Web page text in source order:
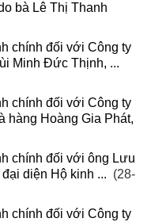
bà Lê Thị Thanh
chính đối với Công ty
Minh Đức Thịnh, ...
chính đối với Công ty
hàng Hoàng Gia Phát,
chính đối với ông Lưu
diện Hộ kinh ... (28-
chính đối với Công ty